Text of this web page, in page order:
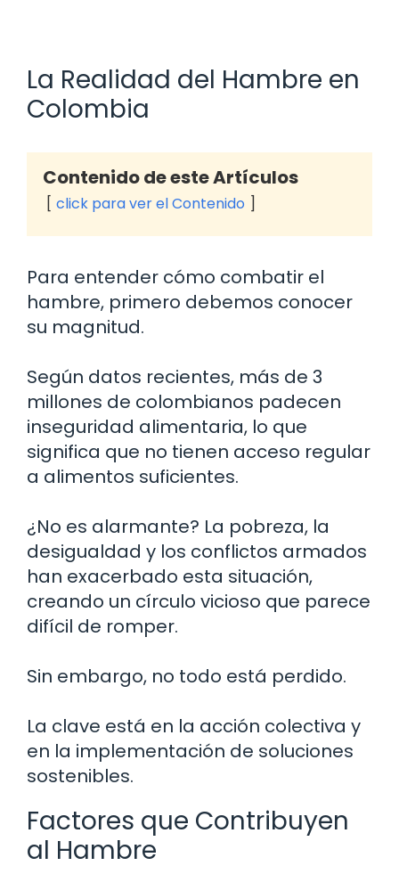
La Realidad del Hambre en
Colombia
Contenido de este Artículos
click para ver el Contenido
Para entender cómo combatir el
hambre, primero debemos conocer
su magnitud.
Según datos recientes, más de 3
millones de colombianos padecen
inseguridad alimentaria, lo que
significa que no tienen acceso regular
a alimentos suficientes.
¿No es alarmante? La pobreza, la
desigualdad y los conflictos armados
han exacerbado esta situación,
creando un círculo vicioso que parece
difícil de romper.
Sin embargo, no todo está perdido.
La clave está en la acción colectiva y
en la implementación de soluciones
sostenibles.
Factores que Contribuyen
al Hambre